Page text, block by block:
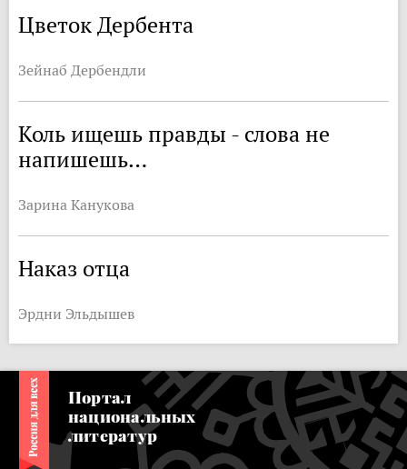
Цветок Дербента
Зейнаб Дербендли
Коль ищешь правды - слова не
напишешь…
Зарина Канукова
Наказ отца
Эрдни Эльдышев
Портал
национальных
литератур